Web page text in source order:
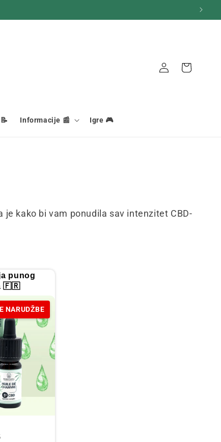
Informacije 📰 Igre 🎮
Veza Košara
kako bi vam ponudila sav intenzitet CBD-
punog
🇫🇷
NARUDŽBE